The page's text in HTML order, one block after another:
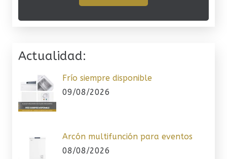
Actualidad:
Frío siempre disponible
09/08/2026
Arcón multifunción para eventos
08/08/2026